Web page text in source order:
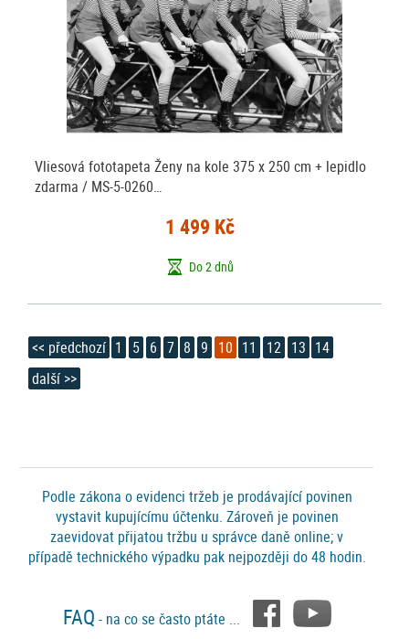
Vliesová fototapeta Ženy na kole 375 x 250 cm + lepidlo
zdarma / MS-5-0260…
1 499 Kč
Do 2 dnů
<< předchozí 1 5 6 7 8 9 10 11 12 13 14
další >>
Podle zákona o evidenci tržeb je prodávající povinen
vystavit kupujícímu účtenku. Zároveň je povinen
zaevidovat přijatou tržbu u správce daně online; v
případě technického výpadku pak nejpozději do 48 hodin.
FAQ - na co se často ptáte ...